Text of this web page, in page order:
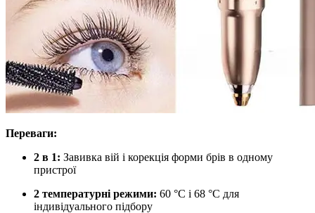
Переваги:
2 в 1: Завивка вій і корекція форми брів в одному
пристрої
2 температурні режими: 60 °C і 68 °C для
індивідуального підбору